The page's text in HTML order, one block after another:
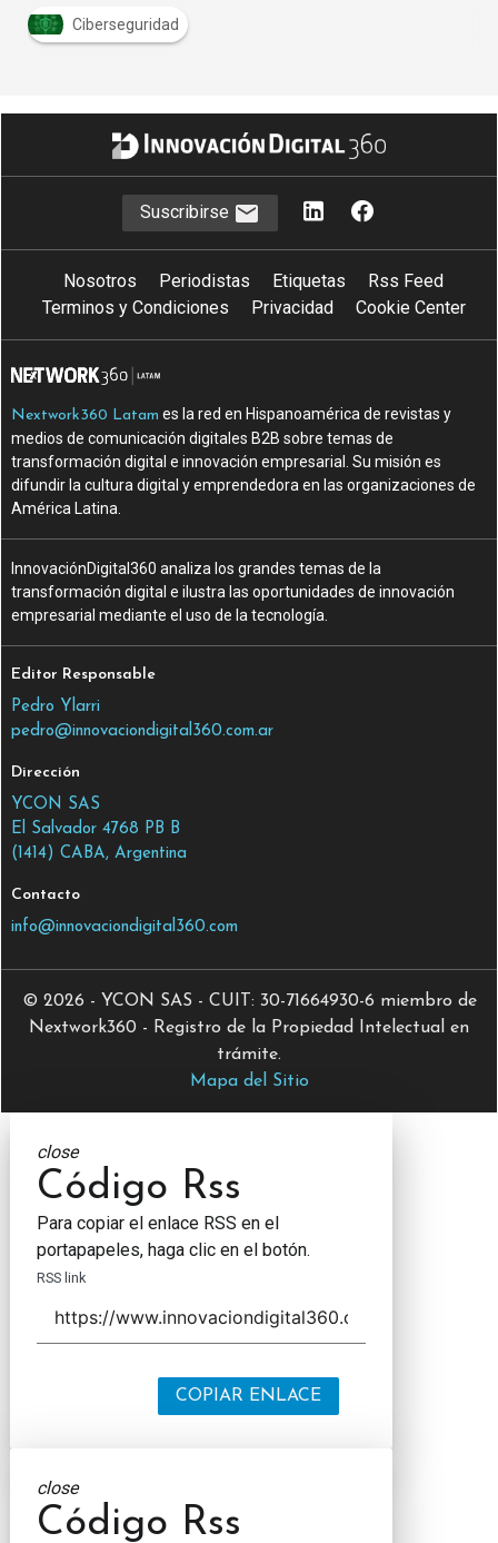
Ciberseguridad
Suscribirse
Nosotros Periodistas Etiquetas
Rss Feed
Terminos y Condiciones
Privacidad Cookie Center
Nextwork360 Latam es la red en Hispanoamérica de revistas y
medios de comunicación digitales B2B sobre temas de
transformación digital e innovación empresarial. Su misión es
difundir la cultura digital y emprendedora en las organizaciones de
América Latina.
InnovaciónDigital360 analiza los grandes temas de la
transformación digital e ilustra las oportunidades de innovación
empresarial mediante el uso de la tecnología.
Editor Responsable
Pedro Ylarri
pedro@innovaciondigital360.com.ar
Dirección
YCON SAS
El Salvador 4768 PB B
(1414) CABA, Argentina
Contacto
info@innovaciondigital360.com
© 2026 - YCON SAS - CUIT: 30-71664930-6 miembro de
Nextwork360 - Registro de la Propiedad Intelectual en
trámite.
Mapa del Sitio
close
Código Rss
Para copiar el enlace RSS en el
portapapeles, haga clic en el botón.
RSS link
COPIAR ENLACE
close
Código Rss